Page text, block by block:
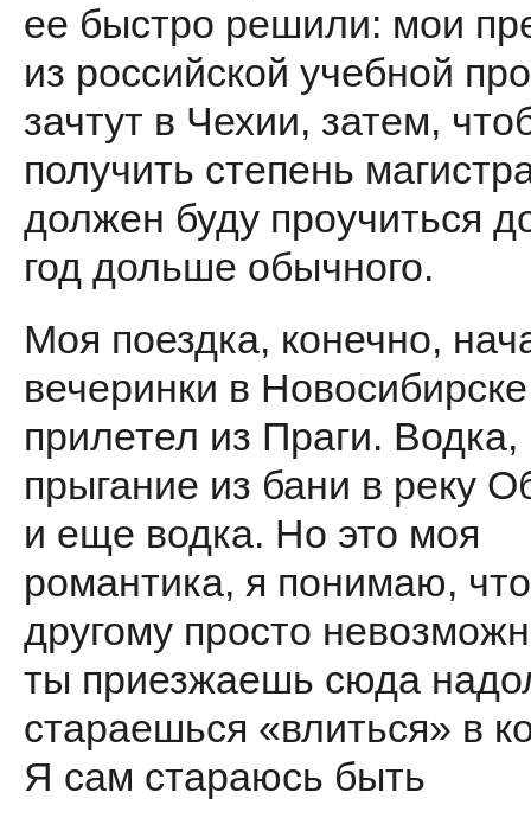
ее быстро решили: мои
из российской учебной
зачтут в Чехии, затем,
получить степень
должен буду проучиться
год дольше обычного.
Моя поездка, конечно,
вечеринки в
прилетел из Праги. Водка,
прыгание из бани в реку
и еще водка. Но это моя
романтика, я понимаю,
другому просто
ты приезжаешь сюда
стараешься «влиться» в
Я сам стараюсь быть